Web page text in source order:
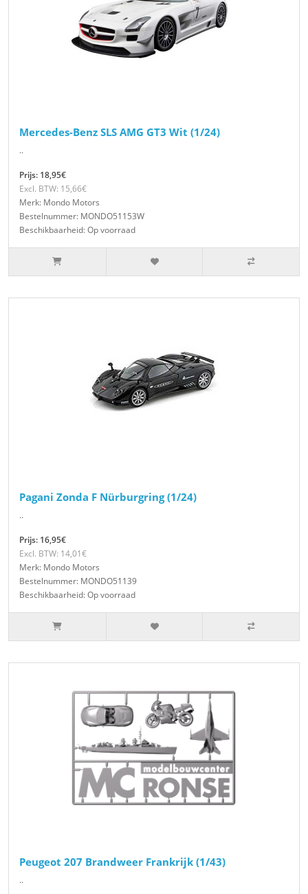
Mercedes-Benz SLS AMG GT3 Wit (1/24)
..
Prijs: 18,95€
Excl. BTW: 15,66€
Merk: Mondo Motors
Bestelnummer: MONDO51153W
Beschikbaarheid: Op voorraad
Pagani Zonda F Nürburgring (1/24)
..
Prijs: 16,95€
Excl. BTW: 14,01€
Merk: Mondo Motors
Bestelnummer: MONDO51139
Beschikbaarheid: Op voorraad
Peugeot 207 Brandweer Frankrijk (1/43)
..